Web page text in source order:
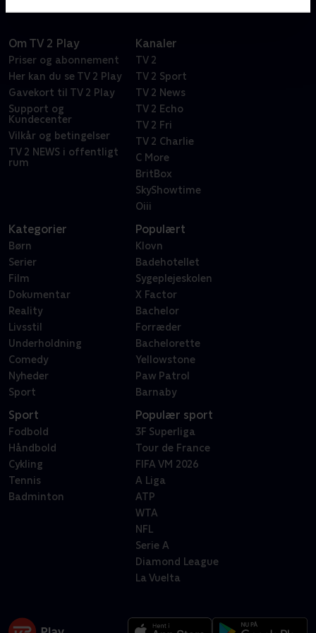
Om TV 2 Play
Priser og abonnement
Her kan du se TV 2 Play
Gavekort til TV 2 Play
Support og
Kundecenter
Vilkår og betingelser
TV 2 NEWS i offentligt
rum
Kanaler
TV 2
TV 2 Sport
TV 2 News
TV 2 Echo
TV 2 Fri
TV 2 Charlie
C More
BritBox
SkyShowtime
Oiii
Kategorier
Børn
Serier
Film
Dokumentar
Reality
Livsstil
Underholdning
Comedy
Nyheder
Sport
Populært
Klovn
Badehotellet
Sygeplejeskolen
X Factor
Bachelor
Forræder
Bachelorette
Yellowstone
Paw Patrol
Barnaby
Sport
Fodbold
Håndbold
Cykling
Tennis
Badminton
Populær sport
3F Superliga
Tour de France
FIFA VM 2026
A Liga
ATP
WTA
NFL
Serie A
Diamond League
La Vuelta